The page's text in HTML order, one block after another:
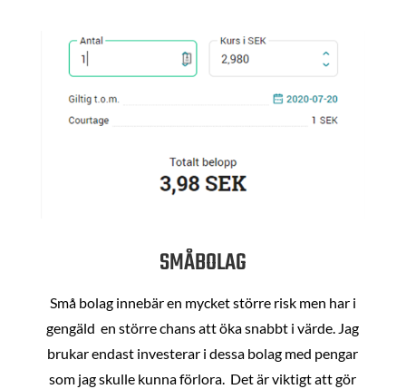
SMÅBOLAG
Små bolag innebär en mycket större risk men har i
gengäld en större chans att öka snabbt i värde. Jag
brukar endast investerar i dessa bolag med pengar
som jag skulle kunna förlora. Det är viktigt att gör